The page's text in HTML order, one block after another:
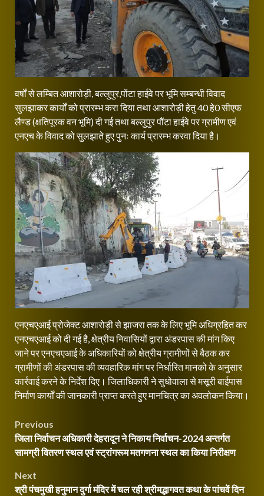
वर्षों से लम्बित आशारोड़ी, बल्लुपुर,पोंटा हाईवे पर भूमि सम्बन्धी विवाद
सुलझाकर कार्यों को प्रारम्भ करा दिया तथा आशारोड़ी हेतु 40 हे0 सीएफ
लैण्ड (क्षतिपूरक वन भूमि) दी गई तथा बल्लुपुर पौंटा हाईवे पर ग्रामीण एवं
एनएच के विवाद को सुलझाते हुए पुनः कार्य प्रारम्भ करवा दिया है।
एनएचएआई प्रोजेक्ट आशारोड़ी से झाजरा तक के लिए भूमि अधिग्रहित कर
एनएचएआई को दी गई है, क्षेत्रीय निवासियों द्वारा अंडरपास की मांग किए
जाने पर एनएचएआई के अधिकारियों को क्षेत्रीय ग्रामीणों से बैठक कर
ग्रामीणों की अंडरपास की व्यवहारिक मांग पर निर्धारित मानको के अनुसार
कार्रवाई करने के निर्देश दिए। जिलाधिकारी ने सुधोवाला से मसूरी बाईपास
निर्माण कार्यों की जानकारी प्राप्त करते हुए मानचित्र का अवलोकन किया।
Post
navigation
Previous
जिला निर्वाचन अधिकारी देहरादून ने निकाय निर्वाचन-2024 अन्तर्गत
सामग्री वितरण स्थल एवं स्ट्रांगरूम मतगणना स्थल का किया निरीक्षण
Next
श्री पंचमुखी हनुमान दुर्गा मंदिर में चल रही श्रीमद्भागवत कथा के पांचवें दिन